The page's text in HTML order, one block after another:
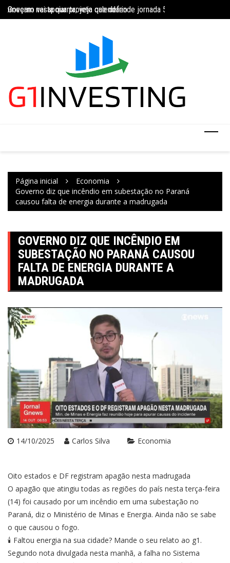
para
Governo vai apoiar projeto que defende jornada 5×2 com limite de
INSS amplia temporariamente prazo de auxílio-doença sem perícia;
Página inicial
Economia
Governo diz que incêndio em subestação no Paraná
causou falta de energia durante a madrugada
GOVERNO DIZ QUE INCÊNDIO EM
SUBESTAÇÃO NO PARANÁ CAUSOU
FALTA DE ENERGIA DURANTE A
MADRUGADA
14/10/2025 Carlos Silva Economia
Oito estados e DF registram apagão nesta madrugada
O apagão que atingiu todas as regiões do país nesta terça-feira
(14) foi causado por um incêndio em uma subestação no
Paraná, diz o Ministério de Minas e Energia. Ainda não se sabe
o que causou o fogo.
🕯️ Faltou energia na sua cidade? Mande o seu relato ao g1.
Segundo nota divulgada nesta manhã, a falha no Sistema